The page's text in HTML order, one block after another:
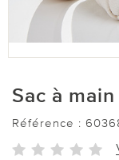
Sac à
Référence :